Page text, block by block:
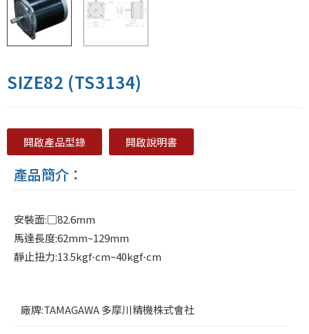
SIZE82 (TS3134)
開啟產品型錄 開啟說明書
產品簡介：
安裝面:□82.6mm
馬達長度:62mm~129mm
靜止扭力:13.5kgf⋅cm~40kgf⋅cm
廠牌:TAMAGAWA 多摩川精機株式會社